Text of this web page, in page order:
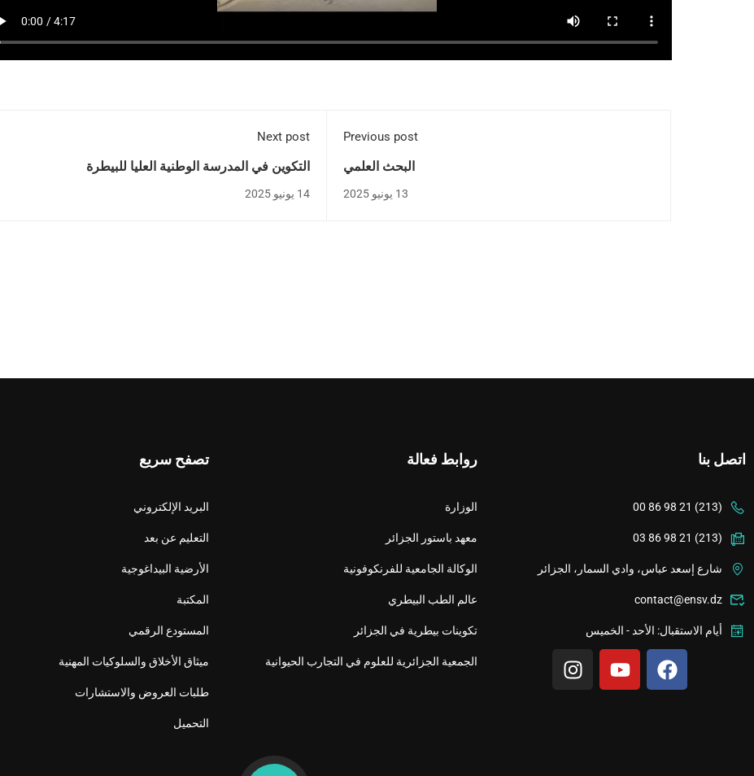
Previous post
البحث العلمي
13 يونيو 2025
Next post
التكوين في المدرسة الوطنية العليا للبيطرة
14 يونيو 2025
اتصل بنا
(213) 21 98 86 00
(213) 21 98 86 03
شارع إسعد عباس، وادي السمار، الجزائر
contact@ensv.dz
أيام الاستقبال: الأحد - الخميس
روابط فعالة
الوزارة
معهد باستور الجزائر
الوكالة الجامعية للفرنكوفونية
عالم الطب البيطري
تكوينات بيطرية في الجزائر
الجمعية الجزائرية للعلوم في التجارب الحيوانية
تصفح سريع
البريد الإلكتروني
التعليم عن بعد
الأرضية البيداغوجية
المكتبة
المستودع الرقمي
ميثاق الأخلاق والسلوكيات المهنية
طلبات العروض والاستشارات
التحميل